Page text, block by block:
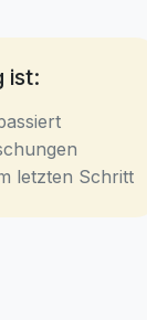
ist:
letzten Schritt